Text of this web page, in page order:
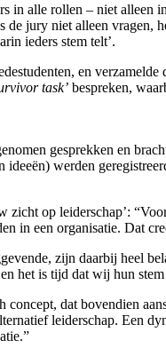
in alle rollen – niet alleen
jury niet alleen vragen,
ieders stem telt’.
en
task’ bespreken,
gesprekken en
ideeën) werden
zicht op leiderschap’:
in een organisatie. Dat
zijn daarbij heel
het is tijd dat wij hun
concept, dat bovendien
leiderschap. Een